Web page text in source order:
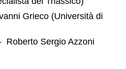
Grieco (Università di
Sergio Azzoni